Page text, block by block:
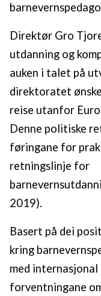
Direktør Gro
utdanning og
auken i talet på
direktoratet
reise utanfor
Denne politiske
føringane for
retningslinje for
2019).
Basert på dei
kring
med
forventningane